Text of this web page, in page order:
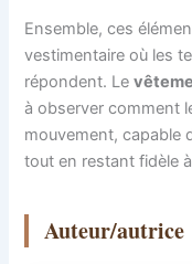
Ensemble, ces
vestimentaire où les
répondent. Le
à observer comment
mouvement, capable
tout en restant fidèle
Auteur/autrice